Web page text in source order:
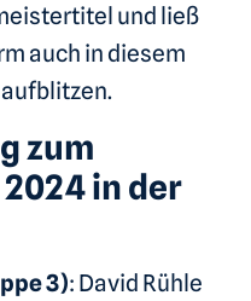
und ließ
auch in diesem
zum
in der
3): David Rühle